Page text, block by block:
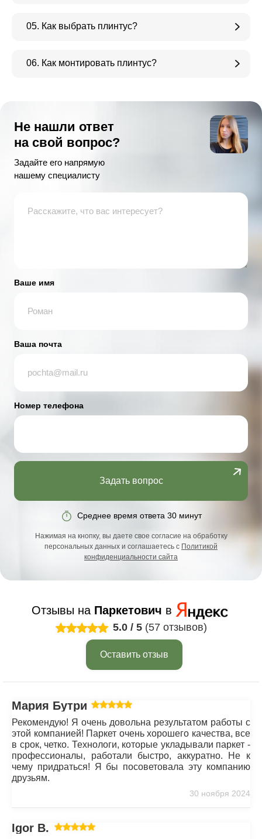
05. Как выбрать плинтус?
06. Как монтировать плинтус?
Не нашли ответ
на свой вопрос?
Задайте его напрямую
нашему специалисту
Ваше имя
Ваша почта
Номер телефона
Задать вопрос
Среднее время ответа 30 минут
Нажимая на кнопку, вы даете свое согласие на обработку
персональных данных и соглашаетесь с Политикой
конфиденциальности сайта
Отзывы на Паркетович в
5.0 / 5 (57 отзывов)
Оставить отзыв
Мария Бутрим
Рекомендую! Я очень довольна результатом работы с
этой компанией! Паркет очень хорошего качества, все
в срок, четко. Технологи, которые укладывали паркет -
профессионалы, работали быстро, аккуратно. Не к
чему придраться! Я бы посоветовала эту компанию
друзьям.
30 ноября 2024
Igor B.